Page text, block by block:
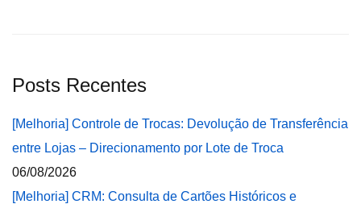
Posts Recentes
[Melhoria] Controle de Trocas: Devolução de Transferência
entre Lojas – Direcionamento por Lote de Troca
06/08/2026
[Melhoria] CRM: Consulta de Cartões Históricos e